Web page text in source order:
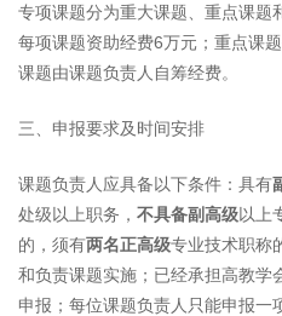
专项课题分为重大课题、重点课题
每项课题资助经费6万元；重点课
课题由课题负责人自筹经费。
三、申报要求及时间安排
课题负责人应具备以下条件：具有
处级以上职务， 不具备副高级以上
的，须有两名正高级专业技术职称
和负责课题实施；已经承担高教学
申报；每位课题负责人只能申报一